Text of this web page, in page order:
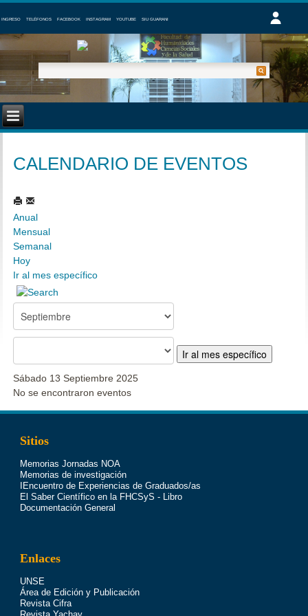
INGRESO TELÉFONOS FACEBOOK INSTAGRAM YOUTUBE SIU GUARANI
CALENDARIO DE EVENTOS
Anual
Mensual
Semanal
Hoy
Ir al mes específico
Ir al mes específico
Sábado 13 Septiembre 2025
No se encontraron eventos
Sitios
Memorias Jornadas NOA
Memorias de investigación
IEncuentro de Experiencias de Graduados/as
El Saber Científico en la FHCSyS - Libro
Documentación General
Enlaces
UNSE
Área de Edición y Publicación
Revista Cifra